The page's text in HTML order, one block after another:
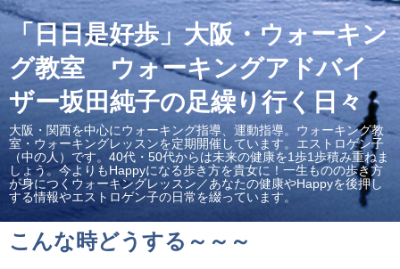
「日日是好歩」大阪・ウォーキン
グ教室 ウォーキングアドバイ
ザー坂田純子の足繰り行く日々
大阪・関西を中心にウォーキング指導、運動指導。ウォーキング教
室・ウォーキングレッスンを定期開催しています。エストロゲン子
（中の人）です。40代・50代からは未来の健康を1歩1歩積み重ねま
しょう。今よりもHappyになる歩き方を貴女に！一生ものの歩き方
が身につくウォーキングレッスン／あなたの健康やHappyを後押し
する情報やエストロゲン子の日常を綴っています。
こんな時どうする～～～